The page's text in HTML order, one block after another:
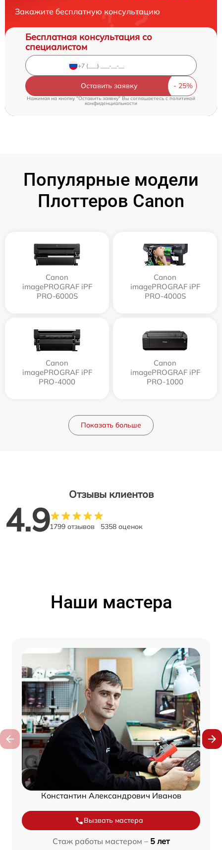
Закажите бесплатную консультацию
Бесплатная консультация со
специалистом
Оставить заявку
Нажимая на кнопку "Оставить заявку" Вы соглашаетесь c политикой
конфиденциальности
Популярные модели
Плоттеров Canon
Canon
imagePROGRAF iPF
PRO-6000S
Canon
imagePROGRAF iPF
PRO-4000S
Canon
imagePROGRAF iPF
PRO-4000
Canon
imagePROGRAF iPF
PRO-1000
Показать больше
Отзывы клиентов
4.91799 отзывов 5358 оценок
Наши мастера
Константин Александрович Иванов
Вызвать мастера
Стаж работы мастером – 5 лет